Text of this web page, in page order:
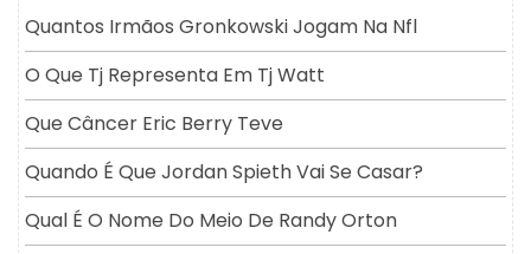
Quantos Irmãos Gronkowski Jogam Na Nfl
O Que Tj Representa Em Tj Watt
Que Câncer Eric Berry Teve
Quando É Que Jordan Spieth Vai Se Casar?
Qual É O Nome Do Meio De Randy Orton